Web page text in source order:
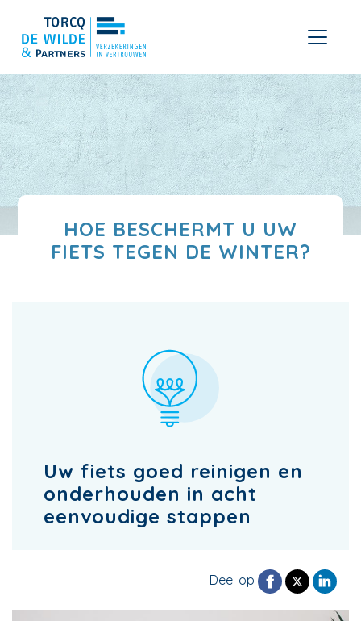
HOE BESCHERMT U UW
FIETS TEGEN DE WINTER?
Uw fiets goed reinigen en
onderhouden in acht
eenvoudige stappen
Deel op